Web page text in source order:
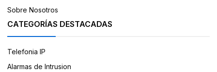
Sobre Nosotros
CATEGORÍAS DESTACADAS
Telefonia IP
Alarmas de Intrusion